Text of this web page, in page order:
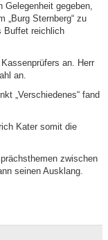
Gelegenheit gegeben,
„Burg Sternberg“ zu
Buffet reichlich
an. Herr
an.
„Verschiedenes“ fand
Kater somit die
zwischen
seinen Ausklang.